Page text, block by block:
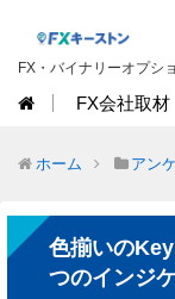
FX・バイナリーオプシ
FX会社取材
ホーム アン
色揃いの
つのインジ